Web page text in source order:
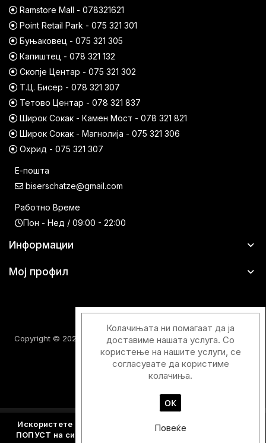
Ramstore Mall - 078321621
Point Retail Park - 075 321 301
Буњаковец - 075 321 305
Капиштец - 078 321 132
Скопје Центар - 075 321 302
Т.Ц. Бисер - 078 321 307
Тетово Центар - 078 321 837
Широк Сокак - Камен Мост - 078 321 821
Широк Сокак - Магнолија - 075 321 306
Охрид - 075 321 307
Е-пошта
biserschatze@gmail.com
Работно Време
Пон - Нед / 09:00 - 22:00
Информации
Мој профил
Copyright © 2026 Шатци Парфимерии. Сите права задржани.
Designed & Developed with
Искористете го купонскиот код Y2026
ПОПУСТ на сите производите кои не се веќе намалени.
Колачињата ни помагаат да ја
доставиме нашата услуга. Со
користење на нашите услуги, се
согласувате да користиме
колачиња.
ОК
Повеќе